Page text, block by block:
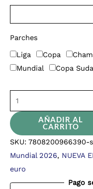
Parches
Liga
Copa
Mundial
Copa
AÑADIR AL
CARRITO
SKU: 7808200966390-
Mundial 2026, NUEVA
euro
Pago